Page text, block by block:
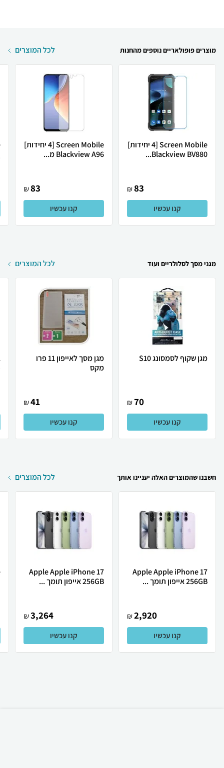
מוצרים פופולאריים נוספים מהחנות לכל המוצרים
Screen Mobile [4 יחידות]
Blackview BV880...
83
₪
קנו עכשיו
Screen Mobile [4 יחידות]
Blackview A96 מ...
83
₪
קנו עכשיו
מגני מסך לסלולריים ועוד לכל המוצרים
מגן שקוף לסמסונג S10
70
₪
קנו עכשיו
מגן מסך לאייפון 11 פרו
מקס
41
₪
קנו עכשיו
חשבנו שהמוצרים האלה יעניינו אותך לכל המוצרים
Apple Apple iPhone 17
256GB אייפון תומך ...
2,920
₪
קנו עכשיו
Apple Apple iPhone 17
256GB אייפון תומך ...
3,264
₪
קנו עכשיו